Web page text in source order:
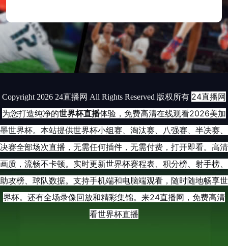
Copyright 2026 24直播网 All Rights Reserved 版权所有 24直播网
为您打造纯净的世界杯直播体验，免费高清在线观看2026美加
墨世界杯。本站提供世界杯小组赛、淘汰赛、八强赛、半决赛、
决赛全部场次直播，无需任何插件，无需付费，打开即看。高清
画质，流畅不卡顿。实时更新世界杯赛程表、积分榜、射手榜、
助攻榜、球队数据。支持手机端和电脑端观看，随时随地畅享世
界杯。还有全场录像回放和精彩集锦。来24直播网，免费高清
看世界杯直播